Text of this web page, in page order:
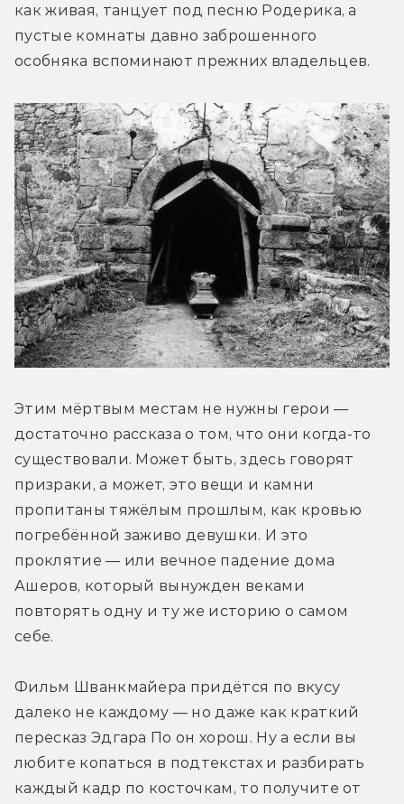
как живая, танцует под песню Родерика, а
пустые комнаты давно заброшенного
особняка вспоминают прежних владельцев.
Этим мёртвым местам не нужны герои —
достаточно рассказа о том, что они когда-то
существовали. Может быть, здесь говорят
призраки, а может, это вещи и камни
пропитаны тяжёлым прошлым, как кровью
погребённой заживо девушки. И это
проклятие — или вечное падение дома
Ашеров, который вынужден веками
повторять одну и ту же историю о самом
себе.
Фильм Шванкмайера придётся по вкусу
далеко не каждому — но даже как краткий
пересказ Эдгара По он хорош. Ну а если вы
любите копаться в подтекстах и разбирать
каждый кадр по косточкам, то получите от